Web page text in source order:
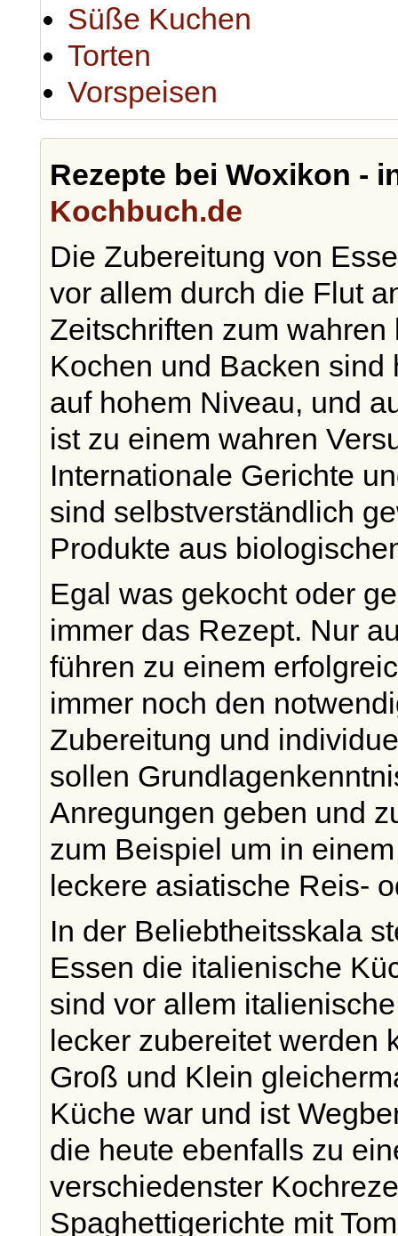
Süße Kuchen
Torten
Vorspeisen
Rezepte bei Woxikon -
Kochbuch.de
Die Zubereitung von
vor allem durch die Flut
Zeitschriften zum
Kochen und Backen
auf hohem Niveau, und
ist zu einem wahren
Internationale Gerichte
sind selbstverständlich
Produkte aus
Egal was gekocht oder
immer das Rezept. Nur
führen zu einem
immer noch den
Zubereitung und
sollen
Anregungen geben und
zum Beispiel um in
leckere asiatische Reis-
In der Beliebtheitsskala
Essen die italienische
sind vor allem
lecker zubereitet werden
Groß und Klein
Küche war und ist
die heute ebenfalls zu
verschiedenster
Spaghettigerichte mit